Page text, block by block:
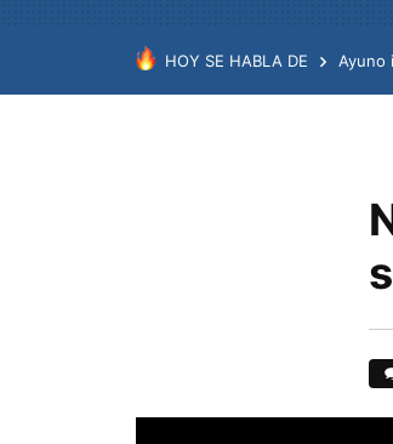
HOY SE HABLA DE Ayuno